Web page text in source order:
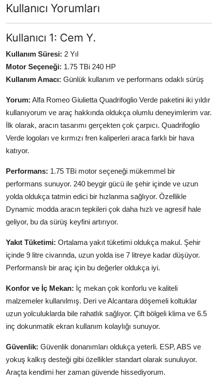
Kullanıcı Yorumları
Kullanıcı 1: Cem Y.
Kullanım Süresi: 2 Yıl
Motor Seçeneği: 1.75 TBi 240 HP
Kullanım Amacı: Günlük kullanım ve performans odaklı sürüş
Yorum: Alfa Romeo Giulietta Quadrifoglio Verde paketini iki yıldır
kullanıyorum ve araç hakkında oldukça olumlu deneyimlerim var.
İlk olarak, aracın tasarımı gerçekten çok çarpıcı. Quadrifoglio
Verde logoları ve kırmızı fren kaliperleri araca farklı bir hava
katıyor.
Performans: 1.75 TBi motor seçeneği mükemmel bir
performans sunuyor. 240 beygir gücü ile şehir içinde ve uzun
yolda oldukça tatmin edici bir hızlanma sağlıyor. Özellikle
Dynamic modda aracın tepkileri çok daha hızlı ve agresif hale
geliyor, bu da sürüş keyfini artırıyor.
Yakıt Tüketimi: Ortalama yakıt tüketimi oldukça makul. Şehir
içinde 9 litre civarında, uzun yolda ise 7 litreye kadar düşüyor.
Performanslı bir araç için bu değerler oldukça iyi.
Konfor ve İç Mekan: İç mekan çok konforlu ve kaliteli
malzemeler kullanılmış. Deri ve Alcantara döşemeli koltuklar
uzun yolculuklarda bile rahatlık sağlıyor. Çift bölgeli klima ve 6.5
inç dokunmatik ekran kullanım kolaylığı sunuyor.
Güvenlik: Güvenlik donanımları oldukça yeterli. ESP, ABS ve
yokuş kalkış desteği gibi özellikler standart olarak sunuluyor.
Araçta kendimi her zaman güvende hissediyorum.